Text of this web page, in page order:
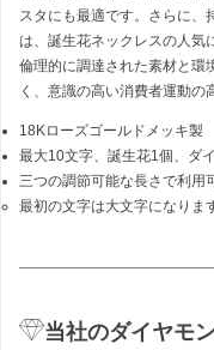
スタにも最適です。さらに、
は、誕生花ネックレスの人気
倫理的に調達された素材と環
く、意識の高い消費者運動の
18Kローズゴールドメッキ製
最大10文字、誕生花1個、ダ
三つの調節可能な長さで利用
最初の文字は大文字になりま
当社のダイヤモ